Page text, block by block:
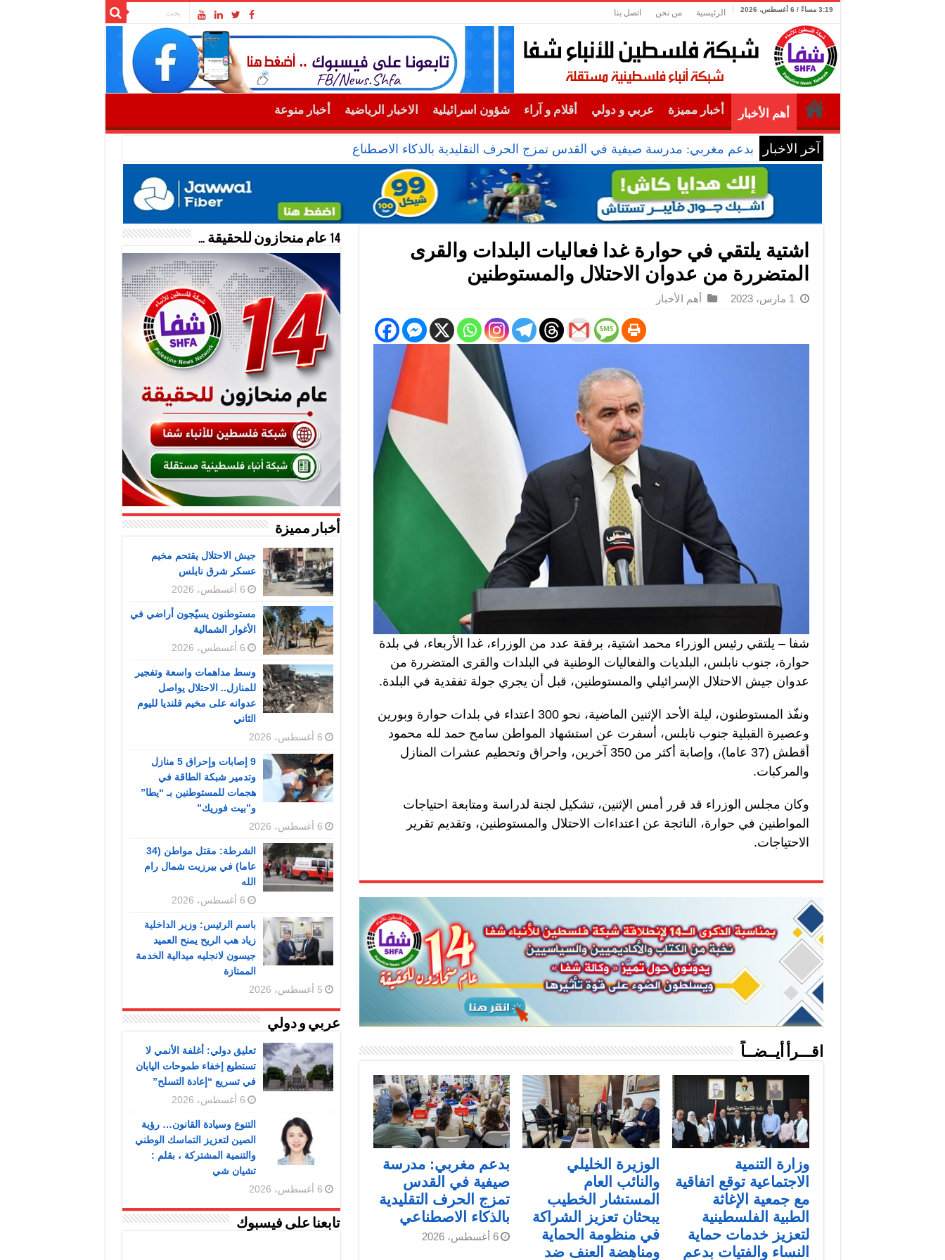
3:19 مساءً / 6 أغسطس، 2026 الرئيسية من نحن اتصل بنا
أهم الأخبار أخبار مميزة عربي و دولي أقلام و آراء شؤون اسرائيلية الاخبار الرياضية أخبار منوعة
آخر الاخبار بدعم مغربي: مدرسة صيفية في القدس تمزج الحرف التقليدية بالذكاء الاصطناعي
اشتية يلتقي في حوارة غدا فعاليات البلدات والقرى
المتضررة من عدوان الاحتلال والمستوطنين
1 مارس، 2023 أهم الأخبار
شفا – يلتقي رئيس الوزراء محمد اشتية، برفقة عدد من الوزراء، غدا الأربعاء، في بلدة
حوارة، جنوب نابلس، البلديات والفعاليات الوطنية في البلدات والقرى المتضررة من
عدوان جيش الاحتلال الإسرائيلي والمستوطنين، قبل أن يجري جولة تفقدية في البلدة.
ونفّذ المستوطنون، ليلة الأحد الإثنين الماضية، نحو 300 اعتداء في بلدات حوارة وبورين
وعصيرة القبلية جنوب نابلس، أسفرت عن استشهاد المواطن سامح حمد لله محمود
أقطش (37 عاما)، وإصابة أكثر من 350 آخرين، واحراق وتحطيم عشرات المنازل
والمركبات.
وكان مجلس الوزراء قد قرر أمس الإثنين، تشكيل لجنة لدراسة ومتابعة احتياجات
المواطنين في حوارة، الناتجة عن اعتداءات الاحتلال والمستوطنين، وتقديم تقرير
الاحتياجات.
اقـــرأ أيــضــاً
وزارة التنمية
الاجتماعية توقع اتفاقية
مع جمعية الإغاثة
الطبية الفلسطينية
لتعزيز خدمات حماية
النساء والفتيات بدعم
الوزيرة الخليلي
والنائب العام
المستشار الخطيب
يبحثان تعزيز الشراكة
في منظومة الحماية
ومناهضة العنف ضد
بدعم مغربي: مدرسة
صيفية في القدس
تمزج الحرف التقليدية
بالذكاء الاصطناعي
6 أغسطس، 2026
14 عام منحازون للحقيقة …
أخبار مميزة
جيش الاحتلال يقتحم مخيم
عسكر شرق نابلس
6 أغسطس، 2026
مستوطنون يسيّجون أراضي في
الأغوار الشمالية
6 أغسطس، 2026
وسط مداهمات واسعة وتفجير
للمنازل.. الاحتلال يواصل
عدوانه على مخيم قلنديا لليوم
الثاني
6 أغسطس، 2026
9 إصابات وإحراق 5 منازل
وتدمير شبكة الطاقة في
هجمات للمستوطنين بـ “يطا”
و”بيت فوريك”
6 أغسطس، 2026
الشرطة: مقتل مواطن (34
عاما) في بيرزيت شمال رام
الله
6 أغسطس، 2026
باسم الرئيس: وزير الداخلية
زياد هب الريح يمنح العميد
جيسون لانجليه ميدالية الخدمة
الممتازة
5 أغسطس، 2026
عربي و دولي
تعليق دولي: أغلفة الأنمي لا
تستطيع إخفاء طموحات اليابان
في تسريع “إعادة التسلح”
6 أغسطس، 2026
التنوع وسيادة القانون… رؤية
الصين لتعزيز التماسك الوطني
والتنمية المشتركة ، بقلم :
تشيان شي
6 أغسطس، 2026
تابعنا على فيسبوك